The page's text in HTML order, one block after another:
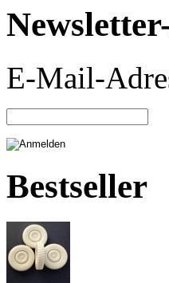
E-Mail-
Bestseller